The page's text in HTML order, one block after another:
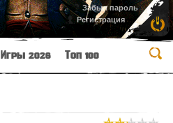
Забыл пароль
Регистрация
Игры 2026 Топ 100